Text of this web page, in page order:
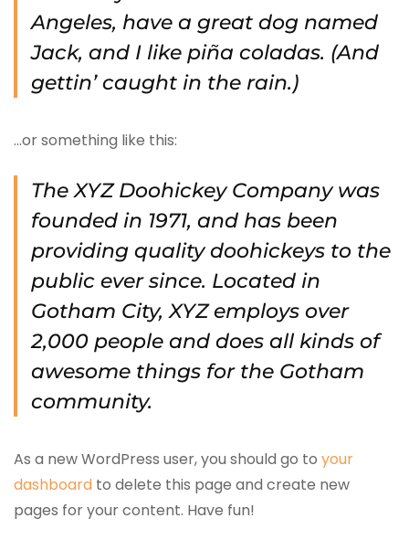
Angeles, have a great dog named
Jack, and I like piña coladas. (And
gettin’ caught in the rain.)
…or something like this:
The XYZ Doohickey Company was
founded in 1971, and has been
providing quality doohickeys to the
public ever since. Located in
Gotham City, XYZ employs over
2,000 people and does all kinds of
awesome things for the Gotham
community.
As a new WordPress user, you should go to your
dashboard to delete this page and create new
pages for your content. Have fun!